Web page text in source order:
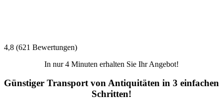
4,8 (621 Bewertungen)
In nur 4 Minuten erhalten Sie Ihr Angebot!
Günstiger Transport von Antiquitäten in 3 einfachen
Schritten!